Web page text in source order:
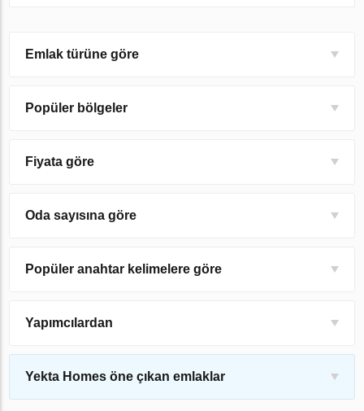
Emlak türüne göre
Popüler bölgeler
Fiyata göre
Oda sayısına göre
Popüler anahtar kelimelere göre
Yapımcılardan
Yekta Homes öne çıkan emlaklar